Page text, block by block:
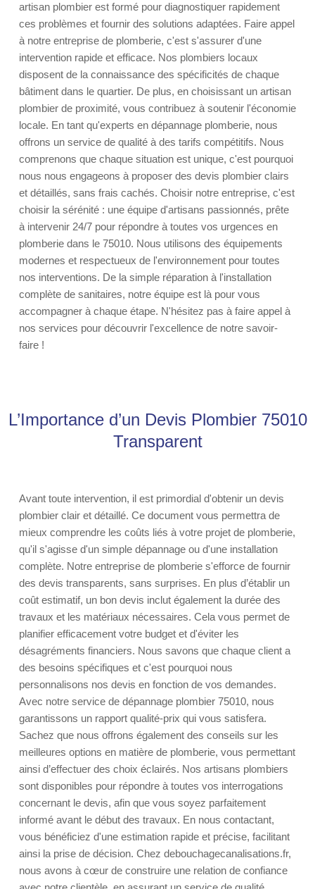
artisan plombier est formé pour diagnostiquer rapidement
ces problèmes et fournir des solutions adaptées. Faire appel
à notre entreprise de plomberie, c'est s'assurer d'une
intervention rapide et efficace. Nos plombiers locaux
disposent de la connaissance des spécificités de chaque
bâtiment dans le quartier. De plus, en choisissant un artisan
plombier de proximité, vous contribuez à soutenir l'économie
locale. En tant qu'experts en dépannage plomberie, nous
offrons un service de qualité à des tarifs compétitifs. Nous
comprenons que chaque situation est unique, c'est pourquoi
nous nous engageons à proposer des devis plombier clairs
et détaillés, sans frais cachés. Choisir notre entreprise, c'est
choisir la sérénité : une équipe d'artisans passionnés, prête
à intervenir 24/7 pour répondre à toutes vos urgences en
plomberie dans le 75010. Nous utilisons des équipements
modernes et respectueux de l'environnement pour toutes
nos interventions. De la simple réparation à l'installation
complète de sanitaires, notre équipe est là pour vous
accompagner à chaque étape. N'hésitez pas à faire appel à
nos services pour découvrir l'excellence de notre savoir-
faire !
L’Importance d’un Devis Plombier 75010
Transparent
Avant toute intervention, il est primordial d'obtenir un devis
plombier clair et détaillé. Ce document vous permettra de
mieux comprendre les coûts liés à votre projet de plomberie,
qu'il s'agisse d'un simple dépannage ou d'une installation
complète. Notre entreprise de plomberie s'efforce de fournir
des devis transparents, sans surprises. En plus d’établir un
coût estimatif, un bon devis inclut également la durée des
travaux et les matériaux nécessaires. Cela vous permet de
planifier efficacement votre budget et d'éviter les
désagréments financiers. Nous savons que chaque client a
des besoins spécifiques et c'est pourquoi nous
personnalisons nos devis en fonction de vos demandes.
Avec notre service de dépannage plombier 75010, nous
garantissons un rapport qualité-prix qui vous satisfera.
Sachez que nous offrons également des conseils sur les
meilleures options en matière de plomberie, vous permettant
ainsi d’effectuer des choix éclairés. Nos artisans plombiers
sont disponibles pour répondre à toutes vos interrogations
concernant le devis, afin que vous soyez parfaitement
informé avant le début des travaux. En nous contactant,
vous bénéficiez d'une estimation rapide et précise, facilitant
ainsi la prise de décision. Chez debouchagecanalisations.fr,
nous avons à cœur de construire une relation de confiance